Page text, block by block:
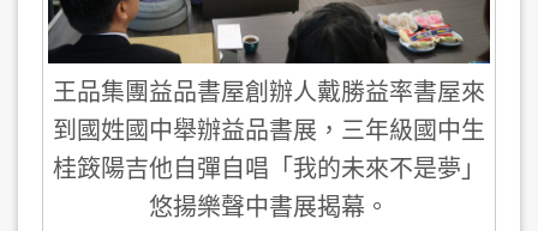
王品集團益品書屋創辦人戴勝益率書屋來
到國姓國中舉辦益品書展，三年級國中生
桂䈣陽吉他自彈自唱「我的未來不是夢」
悠揚樂聲中書展揭幕。